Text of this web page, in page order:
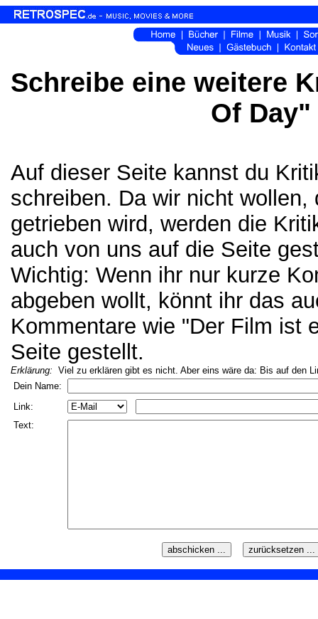
Schreibe eine weitere
Of
Auf dieser Seite kannst du
schreiben. Da wir nicht
getrieben wird, werden die
auch von uns auf die Seite
Wichtig: Wenn ihr nur kurze
abgeben wollt, könnt ihr das
Kommentare wie "Der Film ist
Seite gestellt.
Erklärung: Viel zu erklären gibt es nicht. Aber eins wäre da: Bis auf den
Dein Name:
Link:
Text: